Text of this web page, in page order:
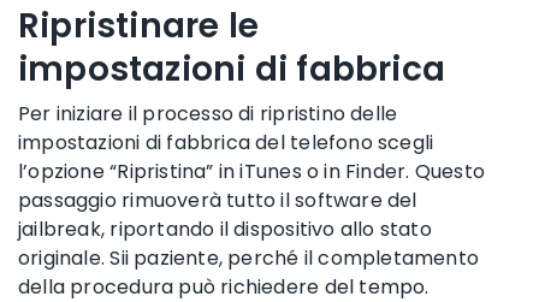
Ripristinare le
impostazioni di fabbrica
Per iniziare il processo di ripristino delle
impostazioni di fabbrica del telefono scegli
l’opzione “Ripristina” in iTunes o in Finder. Questo
passaggio rimuoverà tutto il software del
jailbreak, riportando il dispositivo allo stato
originale. Sii paziente, perché il completamento
della procedura può richiedere del tempo.